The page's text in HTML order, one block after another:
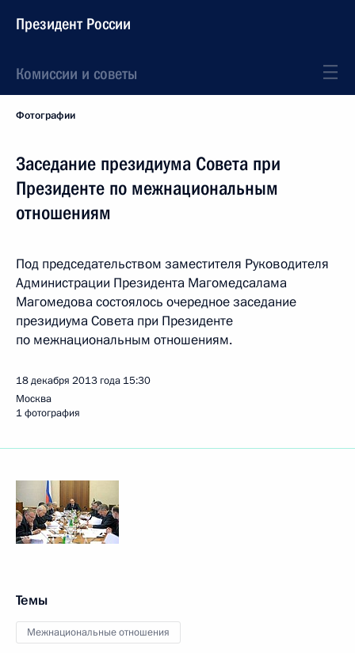
Президент России
Комиссии и советы
Фотографии
Заседание президиума Совета при
Президенте по межнациональным
отношениям
Под председательством заместителя Руководителя
Администрации Президента Магомедсалама
Магомедова состоялось очередное заседание
президиума Совета при Президенте
по межнациональным отношениям.
18 декабря 2013 года 15:30
Москва
1 фотография
Темы
Межнациональные отношения